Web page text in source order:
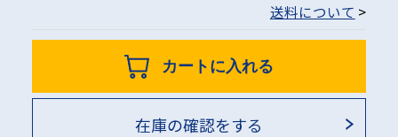
送料について >
カートに入れる
在庫の確認をする